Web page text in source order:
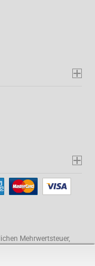
Mehrwertsteuer,
Templates bei